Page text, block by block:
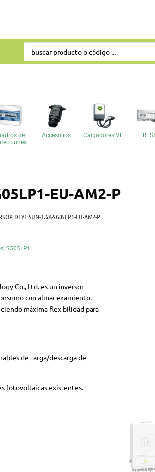
de
Accesorios Cargadores VE
EU-AM2-P
DEYE SUN-3.6K-SG05LP1-EU-AM2-P
,SG05LP1
Co., Ltd. es un inversor
con almacenamiento.
máxima flexibilidad para
de carga/descarga de
fotovoltaicas existentes.